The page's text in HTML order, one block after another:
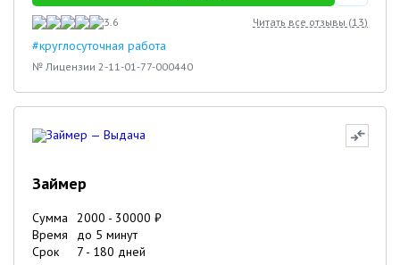
3.6 Читать все отзывы (13)
#круглосуточная работа
№ Лицензии 2-11-01-77-000440
Займер
Сумма 2000 - 30000 ₽
Время
до 5 минут
Срок
7 - 180 дней